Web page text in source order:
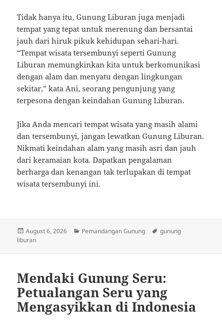
Tidak hanya itu, Gunung Liburan juga menjadi
tempat yang tepat untuk merenung dan bersantai
jauh dari hiruk pikuk kehidupan sehari-hari.
“Tempat wisata tersembunyi seperti Gunung
Liburan memungkinkan kita untuk berkomunikasi
dengan alam dan menyatu dengan lingkungan
sekitar,” kata Ani, seorang pengunjung yang
terpesona dengan keindahan Gunung Liburan.
Jika Anda mencari tempat wisata yang masih alami
dan tersembunyi, jangan lewatkan Gunung Liburan.
Nikmati keindahan alam yang masih asri dan jauh
dari keramaian kota. Dapatkan pengalaman
berharga dan kenangan tak terlupakan di tempat
wisata tersembunyi ini.
Posted
on
August 6, 2026 Categories
Pemandangan Gunung Tags
gunung
liburan
Mendaki Gunung Seru:
Petualangan Seru yang
Mengasyikkan di Indonesia